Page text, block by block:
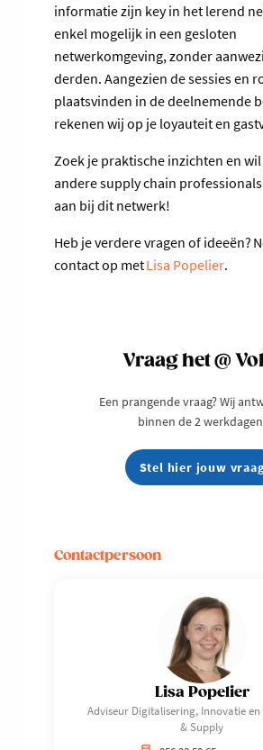
informatie zijn key in het lerend
enkel mogelijk in een gesloten
netwerkomgeving, zonder
derden. Aangezien de sessies en
plaatsvinden in de deelnemende
rekenen wij op je loyauteit en
Zoek je praktische inzichten en
andere supply chain
aan bij dit netwerk!
Heb je verdere vragen of ideeën?
contact op metLisa Popelier.
Contactpersoon
Lisa Popelier
Adviseur Digitalisering, Innovatie
& Supply
Vraag het @
Een prangende vraag? Wij
binnen de 2
Stel hier jouw